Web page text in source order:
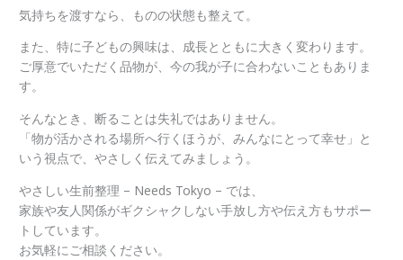
気持ちを渡すなら、ものの状態も整えて。
また、特に子どもの興味は、成長とともに大きく変わります。
ご厚意でいただく品物が、今の我が子に合わないこともありま
す。
そんなとき、断ることは失礼ではありません。
「物が活かされる場所へ行くほうが、みんなにとって幸せ」と
いう視点で、やさしく伝えてみましょう。
やさしい生前整理 – Needs Tokyo – では、
家族や友人関係がギクシャクしない手放し方や伝え方もサポー
トしています。
お気軽にご相談ください。